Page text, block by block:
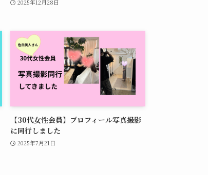
2025年12月28日
【30代女性会員】プロフィール写真撮影
に同行しました
2025年7月21日